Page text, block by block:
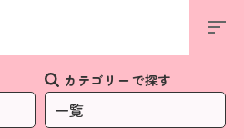
カテゴリーで探す